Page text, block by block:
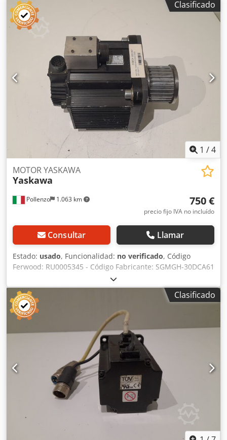
contáctenos. Cjdov D Ighjpfx Ahferf
Clasificado
1 /4
Pollenzo 1.063 km
MOTOR YASKAWA
Yaskawa
750 €
precio fijo IVA no incluído
Consultar Llamar
Estado: usado, Funcionalidad: no verificado, Código
Ferwood: RU0005345 - Código Fabricante: SGMGH-30DCA61
- Estado: Usado - Funcionalidad: No probado - Si está
interesado ofrecemos un servicio de revisión, consúltenos.
Crsdov Efiiepfx Ahfjf
Clasificado